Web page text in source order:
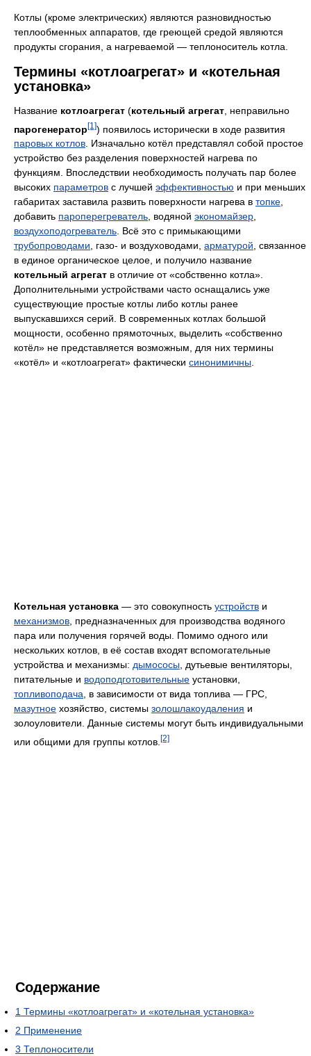
Котлы (кроме электрических) являются разновидностью
теплообменных аппаратов, где греющей средой являются
продукты сгорания, а нагреваемой — теплоноситель котла.
Термины «котлоагрегат» и «котельная
установка»
Название котлоагрегат (котельный агрегат , неправильно
парогенератор[1]) появилось исторически в ходе развития
паровых котлов. Изначально котёл представлял собой простое
устройство без разделения поверхностей нагрева по
функциям. Впоследствии необходимость получать пар более
высоких параметров с лучшей эффективностью и при меньших
габаритах заставила развить поверхности нагрева в топке,
добавить пароперегреватель, водяной экономайзер,
воздухоподогреватель. Всё это с примыкающими
трубопроводами, газо- и воздуховодами, арматурой, связанное
в единое органическое целое, и получило название
котельный агрегат в отличие от «собственно котла».
Дополнительными устройствами часто оснащались уже
существующие простые котлы либо котлы ранее
выпускавшихся серий. В современных котлах большой
мощности, особенно прямоточных, выделить «собственно
котёл» не представляется возможным, для них термины
«котёл» и «котлоагрегат» фактически синонимичны.
Котельная установка — это совокупность устройств и
механизмов, предназначенных для производства водяного
пара или получения горячей воды. Помимо одного или
нескольких котлов, в её состав входят вспомогательные
устройства и механизмы: дымососы, дутьевые вентиляторы,
питательные и водоподготовительные установки,
топливоподача, в зависимости от вида топлива — ГРС,
мазутное хозяйство, системы золошлакоудаления и
золоуловители. Данные системы могут быть индивидуальными
или общими для группы котлов. [2]
Содержание
1 Термины «котлоагрегат» и «котельная установка»
2 Применение
3 Теплоносители